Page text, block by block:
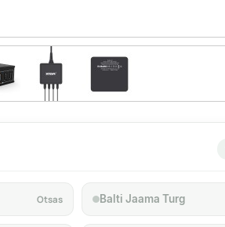
Otsas Balti Jaama Turg